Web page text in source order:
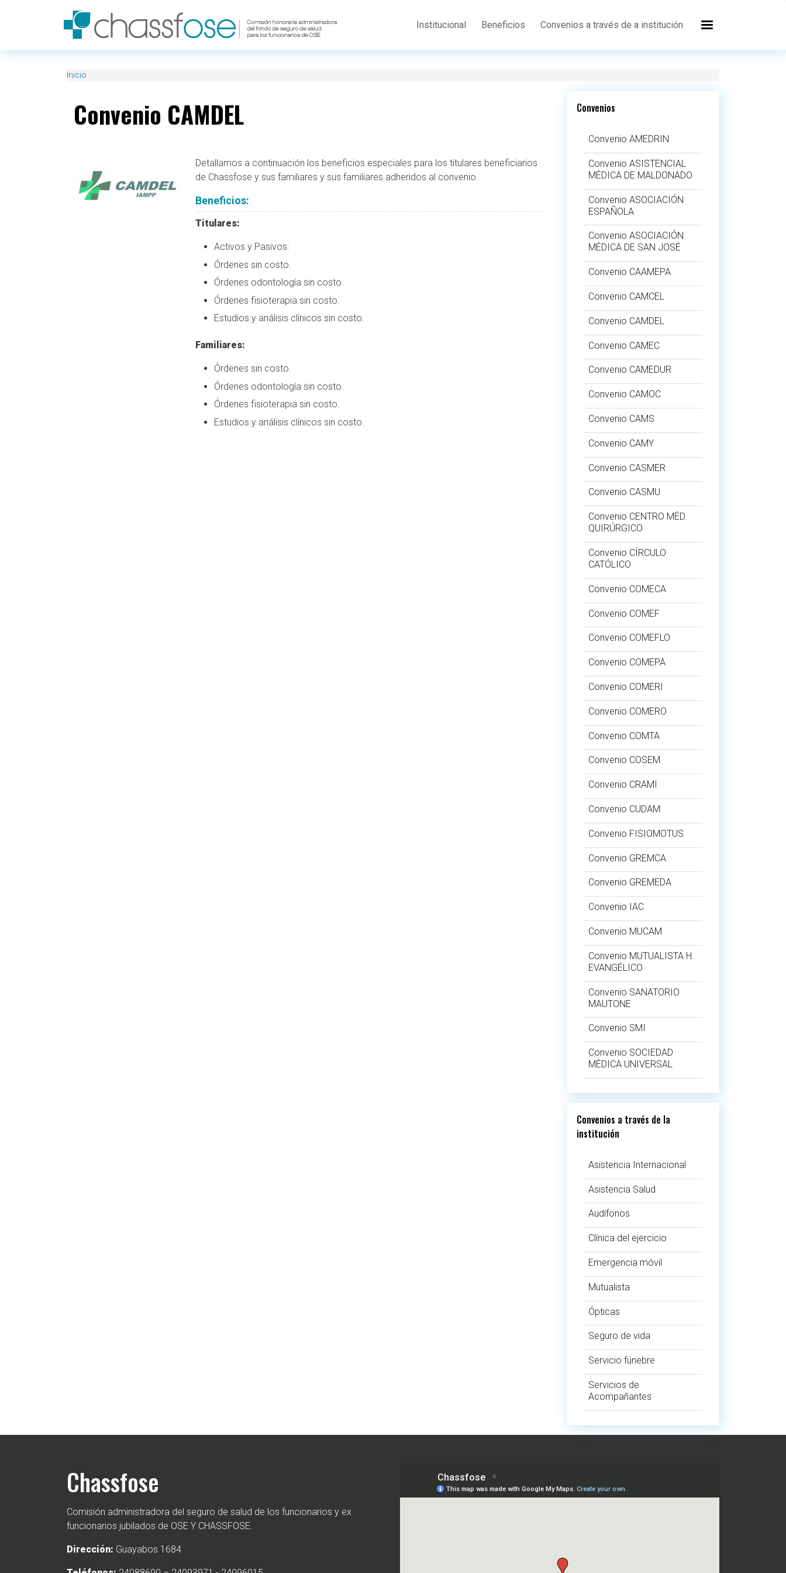
Institucional
Beneficios Convenios a través de a institución
Inicio
Convenio CAMDEL
Detallamos a continuación los beneficios especiales para los titulares beneficiarios
de Chassfose y sus familiares y sus familiares adheridos al convenio.
Beneficios:
Titulares:
Activos y Pasivos:
Órdenes sin costo.
Órdenes odontología sin costo.
Órdenes fisioterapia sin costo.
Estudios y análisis clínicos sin costo.
Familiares:
Órdenes sin costo.
Órdenes odontología sin costo.
Órdenes fisioterapia sin costo.
Estudios y análisis clínicos sin costo.
Convenios
Convenio AMEDRIN
Convenio ASISTENCIAL
MÉDICA DE MALDONADO
Convenio ASOCIACIÓN
ESPAÑOLA
Convenio ASOCIACIÓN
MÉDICA DE SAN JOSÉ
Convenio CAAMEPA
Convenio CAMCEL
Convenio CAMDEL
Convenio CAMEC
Convenio CAMEDUR
Convenio CAMOC
Convenio CAMS
Convenio CAMY
Convenio CASMER
Convenio CASMU
Convenio CENTRO MÉD.
QUIRÚRGICO
Convenio CÍRCULO
CATÓLICO
Convenio COMECA
Convenio COMEF
Convenio COMEFLO
Convenio COMEPA
Convenio COMERI
Convenio COMERO
Convenio COMTA
Convenio COSEM
Convenio CRAMI
Convenio CUDAM
Convenio FISIOMOTUS
Convenio GREMCA
Convenio GREMEDA
Convenio IAC
Convenio MUCAM
Convenio MUTUALISTA H.
EVANGÉLICO
Convenio SANATORIO
MAUTONE
Convenio SMI
Convenio SOCIEDAD
MÉDICA UNIVERSAL
Convenios a través de la
institución
Asistencia Internacional
Asistencia Salud
Audífonos
Clínica del ejercicio
Emergencia móvil
Mutualista
Ópticas
Seguro de vida
Servicio fúnebre
Servicios de
Acompañantes
Chassfose
Comisión administradora del seguro de salud de los funcionarios y ex
funcionarios jubilados de OSE Y CHASSFOSE.
Dirección: Guayabos 1684